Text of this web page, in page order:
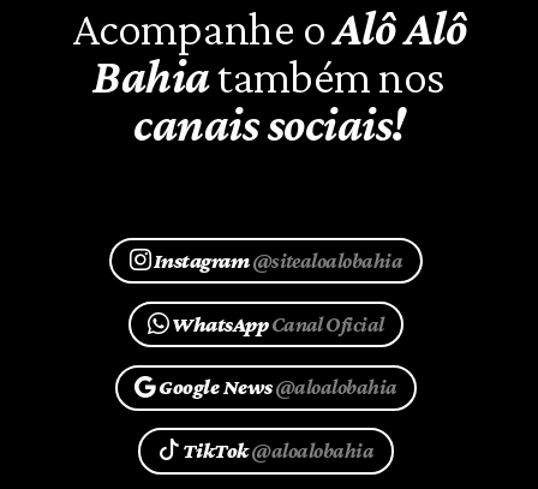
Acompanhe oAlô Alô
Bahiatambém nos
canais sociais!
Instagram@sitealoalobahia
WhatsAppCanal Oficial
Google News@aloalobahia
TikTok@aloalobahia